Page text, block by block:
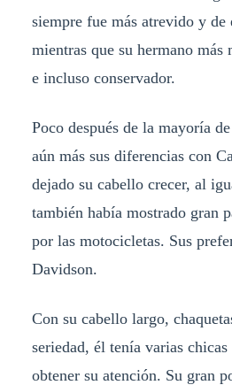
siempre fue más atrevido y de
mientras que su hermano más
e incluso conservador.
Poco después de la mayoría
aún más sus diferencias con
dejado su cabello crecer, al
también había mostrado gran
por las motocicletas. Sus
Davidson.
Con su cabello largo,
seriedad, él tenía varias chicas
obtener su atención. Su gran